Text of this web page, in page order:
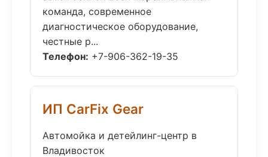
команда, современное
диагностическое оборудование,
честные р...
Телефон: +7-906-362-19-35
ИП CarFix Gear
Автомойка и детейлинг-центр в
Владивосток